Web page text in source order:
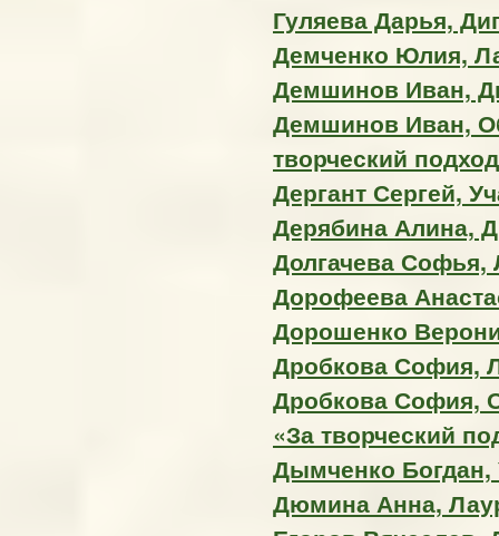
Гуляева Дарья,
Демченко Юлия,
Демшинов Иван,
Демшинов Иван,
творческий
Дергант Сергей,
Дерябина Алина,
Долгачева Софья,
Дорофеева
Дорошенко
Дробкова София,
Дробкова София,
«За творческий
Дымченко Богдан,
Дюмина Анна,